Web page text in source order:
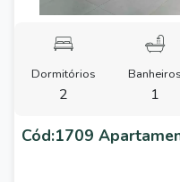
Dormitórios
2
Banheiros
1
Cód:1709